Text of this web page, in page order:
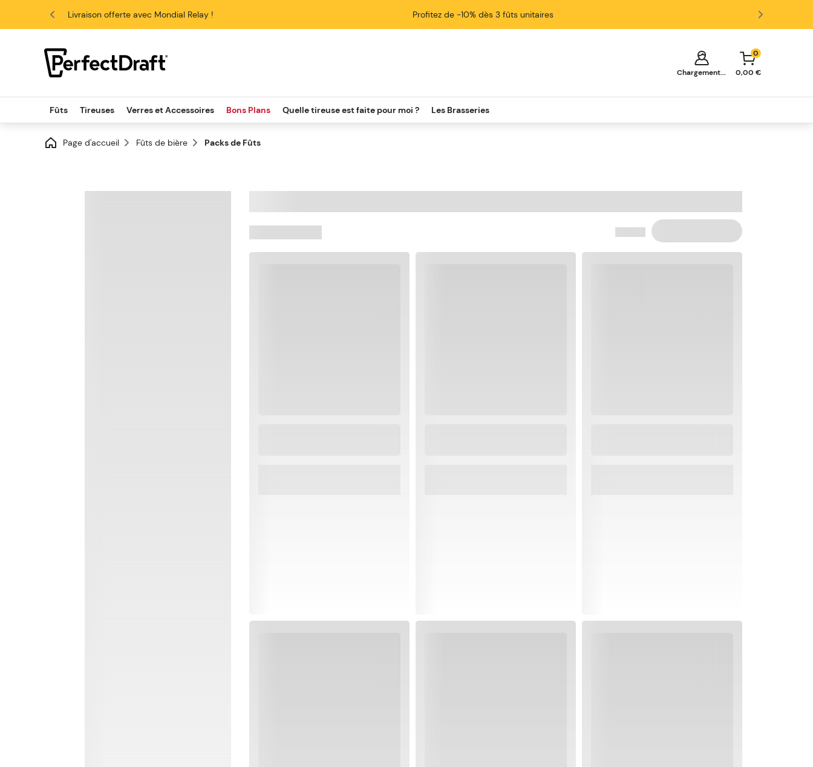
4.6/5 Livraison offerte avec Mondial Relay ! Profitez de -10% dès 3 fûts unitaires
Chargement...
0
0,00 €
Votre panier est vide!
Fûts Tireuses Verres et Accessoires Bons Plans Quelle tireuse est faite pour moi ? Les Brasseries
Page d'accueil Fûts de bière Packs de Fûts